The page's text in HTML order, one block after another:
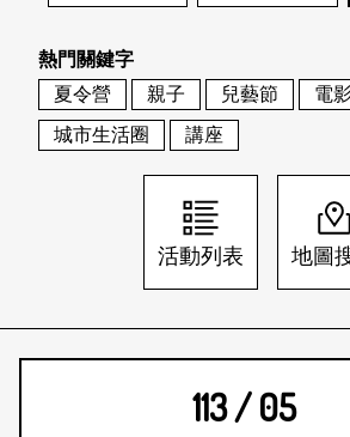
地圖搜尋
關於我們
刊物索取地點
會員基本資料
刊登活動
網站導覽
日本語
熱門關鍵字
夏令營
親子 兒藝節
電
城市生活圈
講座
活動列表 地圖
113 / 05